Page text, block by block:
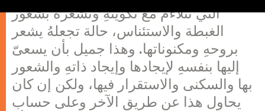
التي تتلاءم مع تكوينهِ وتشعرهُ بشعور
الغبطة والاستئناس، حالة تجعلهُ يشعر
بروحهِ ومكنوناتها. وهذا جميل بأن يسعىّ
إليها بنفسهِ لإيجادها وإيجاد ذاتهِ والشعور
بها والسكنى والاستقرار فيها، ولكن إن كان
يحاول هذا عن طريق الآخر وعلى حساب